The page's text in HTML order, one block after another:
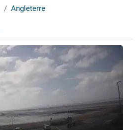
Angleterre